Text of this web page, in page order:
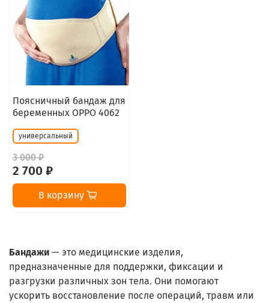
Поясничный бандаж для
беременных OPPO 4062
универсальный
3 000 ₽
2 700 ₽
В корзину
Бандажи — это медицинские изделия,
предназначенные для поддержки, фиксации и
разгрузки различных зон тела. Они помогают
ускорить восстановление после операций, травм или